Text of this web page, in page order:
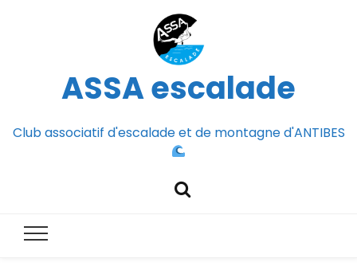
ASSA escalade
Club associatif d'escalade et de montagne d'ANTIBES